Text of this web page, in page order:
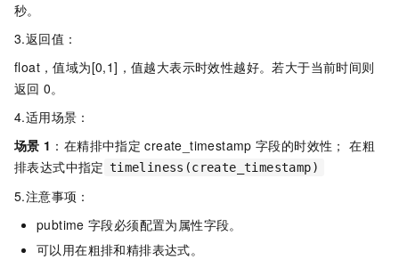
秒。
3.返回值：
float，值域为[0,1]，值越大表示时效性越好。若大于当前时间则
返回 0。
4.适用场景：
场景 1 ：在精排中指定 create_timestamp 字段的时效性； 在粗
排表达式中指定 timeliness(create_timestamp)
5.注意事项：
pubtime 字段必须配置为属性字段。
可以用在粗排和精排表达式。